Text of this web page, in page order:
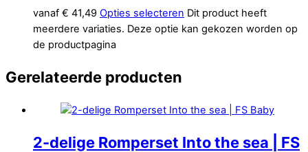
vanaf € 41,49 Opties selecteren Dit product heeft
meerdere variaties. Deze optie kan gekozen worden op
de productpagina
Gerelateerde producten
2-delige Romperset Into the sea | FS